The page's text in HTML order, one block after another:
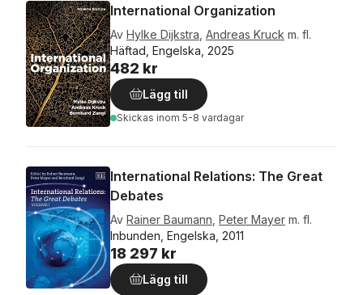
International Organization
Av Hylke Dijkstra Andreas Kruck m. fl.
Häftad, Engelska, 2025
482 kr
Lägg till
Skickas inom 5-8 vardagar
International Relations: The Great
Debates
Av Rainer Baumann Peter Mayer m. fl.
Inbunden, Engelska, 2011
18 297 kr
Lägg till